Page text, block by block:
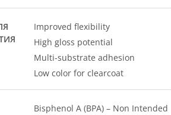
Improved flexibility
High gloss potential
Multi-substrate adhesion
Low color for clearcoat
Bisphenol A (BPA) – Non Intended